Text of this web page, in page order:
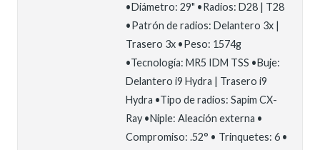
•Diámetro: 29" •Radios: D28 | T28
•Patrón de radios: Delantero 3x |
Trasero 3x •Peso: 1574g
•Tecnología: MR5 IDM TSS •Buje:
Delantero i9 Hydra | Trasero i9
Hydra •Tipo de radios: Sapim CX-
Ray •Niple: Aleación externa •
Compromiso: .52° • Trinquetes: 6 •